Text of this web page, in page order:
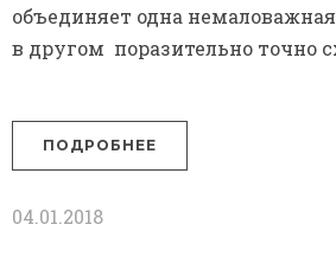
объединяет одна
в другом поразительно точно
ПОДРОБНЕЕ
04.01.2018